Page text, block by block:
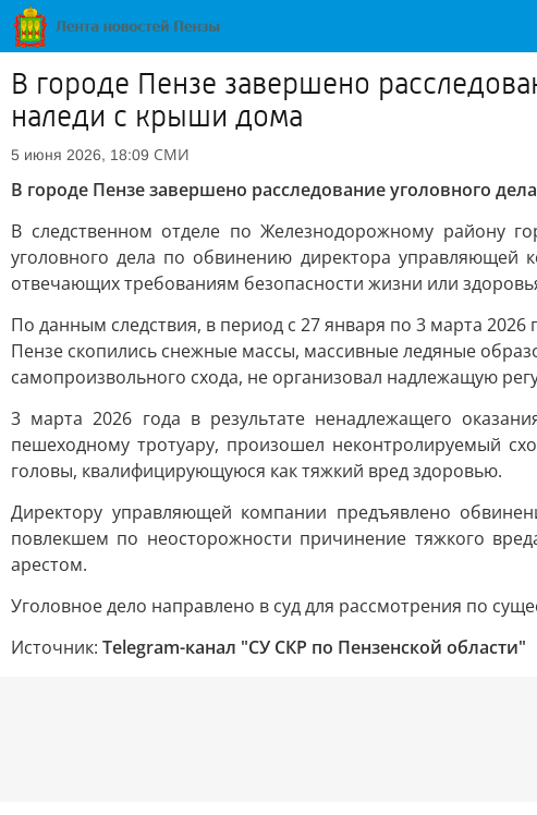
В городе Пензе завершено
наледи с крыши дома
5 июня 2026, 18:09 СМИ
В городе Пензе завершено расследование уголовного
В следственном отделе по Железнодорожному району
уголовного дела по обвинению директора управляющей
отвечающих требованиям безопасности жизни или
По данным следствия, в период с 27 января по 3 марта
Пензе скопились снежные массы, массивные ледяные
самопроизвольного схода, не организовал надлежащую
3 марта 2026 года в результате ненадлежащего
пешеходному тротуару, произошел неконтролируемый
головы, квалифицирующуюся как тяжкий вред здоровью.
Директору управляющей компании предъявлено
повлекшем по неосторожности причинение тяжкого
арестом.
Уголовное дело направлено в суд для рассмотрения по
Источник: Telegram-канал "СУ СКР по Пензенской области"